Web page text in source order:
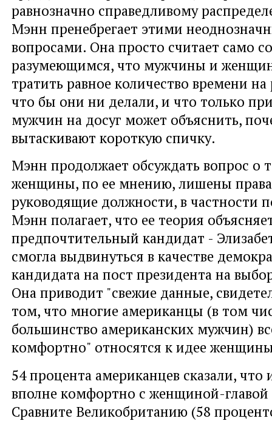
равнозначно справедливому
Мэнн пренебрегает этими
вопросами. Она просто считает само
разумеющимся, что мужчины и
тратить равное количество времени
что бы они ни делали, и что только
мужчин на досуг может объяснить,
вытаскивают короткую спичку.
Мэнн продолжает обсуждать вопрос о
женщины, по ее мнению, лишены
руководящие должности, в частности
Мэнн полагает, что ее теория
предпочтительный кандидат -
смогла выдвинуться в качестве
кандидата на пост президента на
Она приводит "свежие данные,
том, что многие американцы (в том
большинство американских мужчин)
комфортно" относятся к идее
54 процента американцев сказали,
вполне комфортно с женщиной-главой
Сравните Великобританию (58